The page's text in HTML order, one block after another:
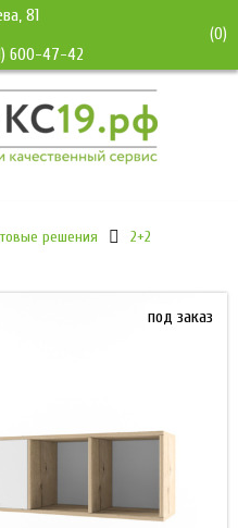
81
600-47-42
(0)
решения
2+2
под заказ